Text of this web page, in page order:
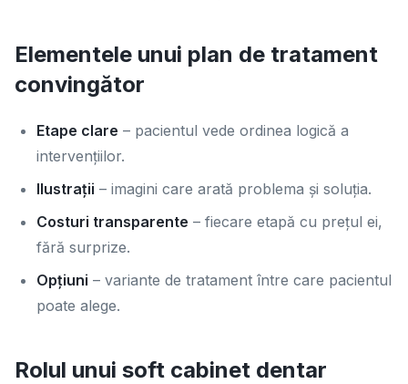
Elementele unui plan de tratament
convingător
Etape clare – pacientul vede ordinea logică a
intervențiilor.
Ilustrații – imagini care arată problema și soluția.
Costuri transparente – fiecare etapă cu prețul ei,
fără surprize.
Opțiuni – variante de tratament între care pacientul
poate alege.
Rolul unui soft cabinet dentar